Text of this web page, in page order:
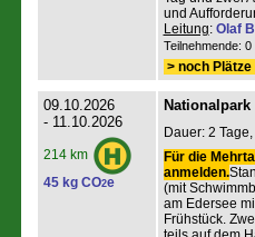
und
Leitung: Olaf
Teilnehmende:
> noch
09.10.2026
- 11.10.2026
214 km
45 kg CO2e
Dauer: 2
Für die
anmelden.
(mit
am Edersee
Frühstück.